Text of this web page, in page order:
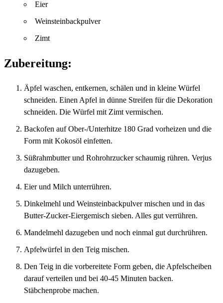
Eier
Weinsteinbackpulver
Zimt
Zubereitung:
Äpfel waschen, entkernen, schälen und in kleine Würfel
schneiden. Einen Apfel in dünne Streifen für die Dekoration
schneiden. Die Würfel mit Zimt vermischen.
Backofen auf Ober-/Unterhitze 180 Grad vorheizen und die
Form mit Kokosöl einfetten.
Süßrahmbutter und Rohrohrzucker schaumig rühren. Verjus
dazugeben.
Eier und Milch unterrühren.
Dinkelmehl und Weinsteinbackpulver mischen und in das
Butter-Zucker-Eiergemisch sieben. Alles gut verrühren.
Mandelmehl dazugeben und noch einmal gut durchrühren.
Apfelwürfel in den Teig mischen.
Den Teig in die vorbereitete Form geben, die Apfelscheiben
darauf verteilen und bei 40-45 Minuten backen.
Stäbchenprobe machen.